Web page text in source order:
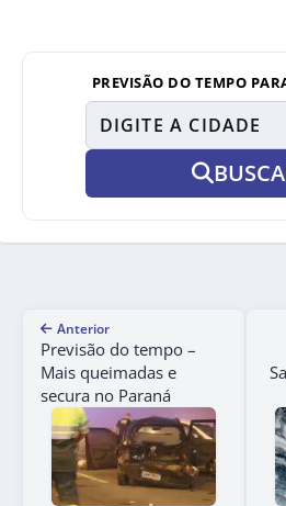
PREVISÃO DO TEMPO
Anterior
Previsão do tempo –
Mais queimadas e
secura no Paraná